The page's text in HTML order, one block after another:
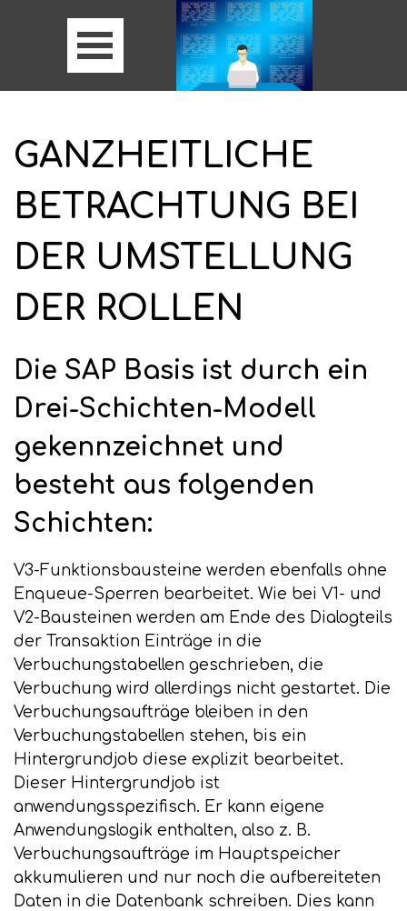
GANZHEITLICHE
BETRACHTUNG BEI
DER UMSTELLUNG
DER ROLLEN
Die SAP Basis ist durch ein
Drei-Schichten-Modell
gekennzeichnet und
besteht aus folgenden
Schichten:
V3-Funktionsbausteine werden ebenfalls ohne
Enqueue-Sperren bearbeitet. Wie bei V1- und
V2-Bausteinen werden am Ende des Dialogteils
der Transaktion Einträge in die
Verbuchungstabellen geschrieben, die
Verbuchung wird allerdings nicht gestartet. Die
Verbuchungsaufträge bleiben in den
Verbuchungstabellen stehen, bis ein
Hintergrundjob diese explizit bearbeitet.
Dieser Hintergrundjob ist
anwendungsspezifisch. Er kann eigene
Anwendungslogik enthalten, also z. B.
Verbuchungsaufträge im Hauptspeicher
akkumulieren und nur noch die aufbereiteten
Daten in die Datenbank schreiben. Dies kann